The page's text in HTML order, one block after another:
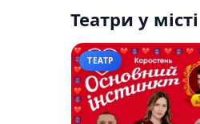
Театри у
ТЕАТР